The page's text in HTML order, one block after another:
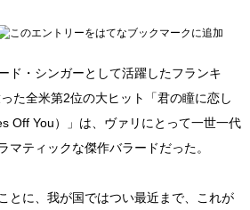
ド・シンガーとして活躍したフランキ
た全米第2位の大ヒット「君の瞳に恋し
Off You）」は、ヴァリにとって一世一代
マティックな傑作バラードだった。
とに、我が国ではつい最近まで、これが